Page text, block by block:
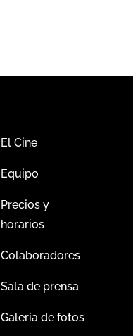
El Cine
Equipo
Precios y
horarios
Colaboradores
Sala de prensa
Galería de fotos